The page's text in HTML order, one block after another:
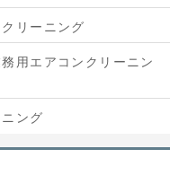
リーニング
用エアコンクリーニン
ング